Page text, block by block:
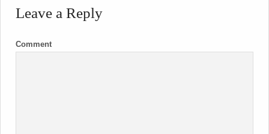
Leave a Reply
Comment